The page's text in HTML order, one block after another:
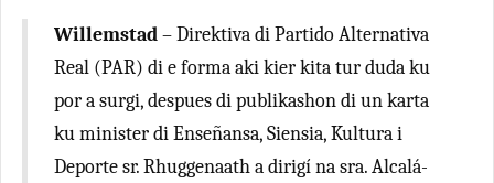
Willemstad– Direktiva di Partido Alternativa
Real (PAR) di e forma aki kier kita tur duda ku
por a surgi, despues di publikashon di un karta
ku minister di Enseñansa, Siensia, Kultura i
Deporte sr. Rhuggenaath a dirigí na sra. Alcalá-